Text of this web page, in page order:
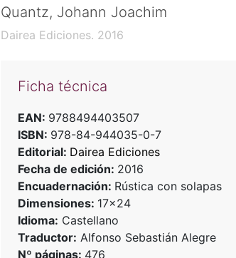
Quantz, Johann Joachim
Dairea Ediciones. 2016
Ficha técnica
EAN: 9788494403507
ISBN: 978-84-944035-0-7
Editorial: Dairea Ediciones
Fecha de edición: 2016
Encuadernación: Rústica con solapas
Dimensiones: 17x24
Idioma: Castellano
Traductor: Alfonso Sebastián Alegre
Nº páginas: 476